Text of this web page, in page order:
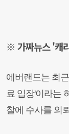
※ 가짜뉴스 '캐
에버랜드는 최
료 입장'이라는
찰에 수사를 의